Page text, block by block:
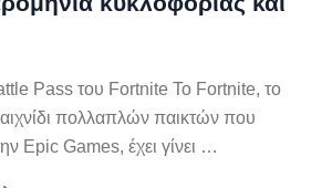
Pass του Fortnite Το Fortnite, το
πολλαπλών παικτών που
Epic Games, έχει γίνει …